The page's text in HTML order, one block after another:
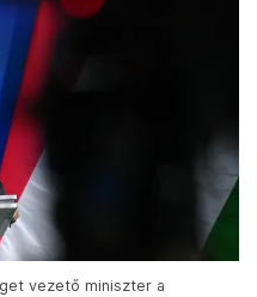
vezető miniszter a